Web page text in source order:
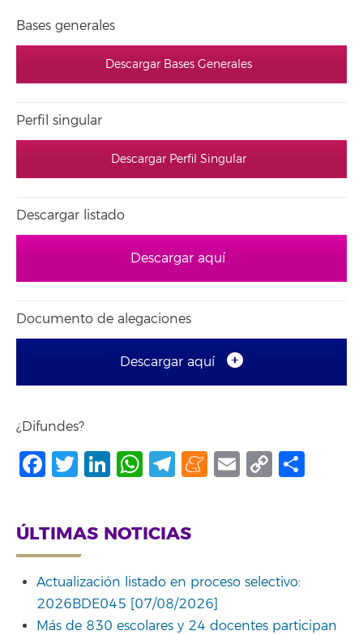
Bases generales
Descargar Bases Generales
Perfil singular
Descargar Perfil Singular
Descargar listado
Descargar aquí
Documento de alegaciones
Descargar aquí
¿Difundes?
Facebook
Twitter
LinkedIn
WhatsApp
Telegram
Meneame
Email
Copy
ÚLTIMAS NOTICIAS
Actualización listado en proceso selectivo:
2026BDE045 [07/08/2026]
Más de 830 escolares y 24 docentes participan